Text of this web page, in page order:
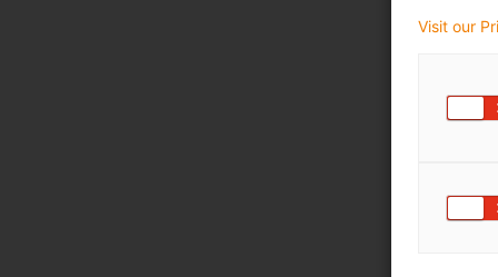
Visit our